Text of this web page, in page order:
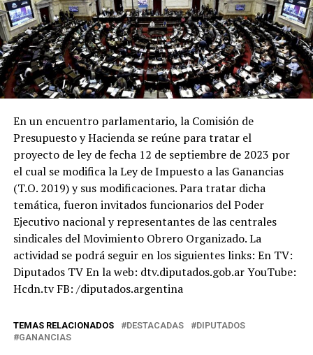
En un encuentro parlamentario, la Comisión de
Presupuesto y Hacienda se reúne para tratar el
proyecto de ley de fecha 12 de septiembre de 2023 por
el cual se modifica la Ley de Impuesto a las Ganancias
(T.O. 2019) y sus modificaciones. Para tratar dicha
temática, fueron invitados funcionarios del Poder
Ejecutivo nacional y representantes de las centrales
sindicales del Movimiento Obrero Organizado. La
actividad se podrá seguir en los siguientes links: En TV:
Diputados TV En la web: dtv.diputados.gob.ar YouTube:
Hcdn.tv FB: /diputados.argentina
TEMAS RELACIONADOS DESTACADAS
DIPUTADOS
GANANCIAS